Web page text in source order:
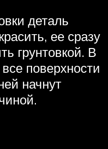
деталь
ее сразу
грунтовкой. В
поверхности
начнут